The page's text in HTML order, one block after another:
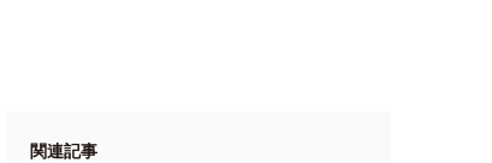
関連記事